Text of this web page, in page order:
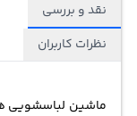
نقد و بررسی
نظرات کاربران